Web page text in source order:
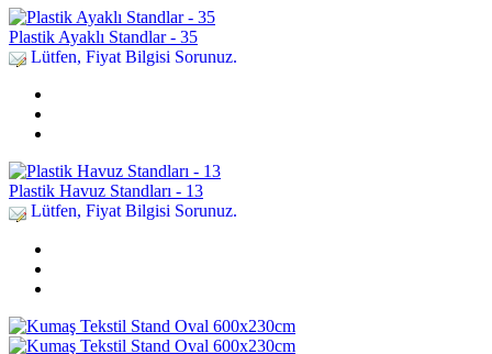
Plastik Ayaklı Standlar - 35
Lütfen, Fiyat Bilgisi Sorunuz.
Plastik Havuz Standları - 13
Lütfen, Fiyat Bilgisi Sorunuz.